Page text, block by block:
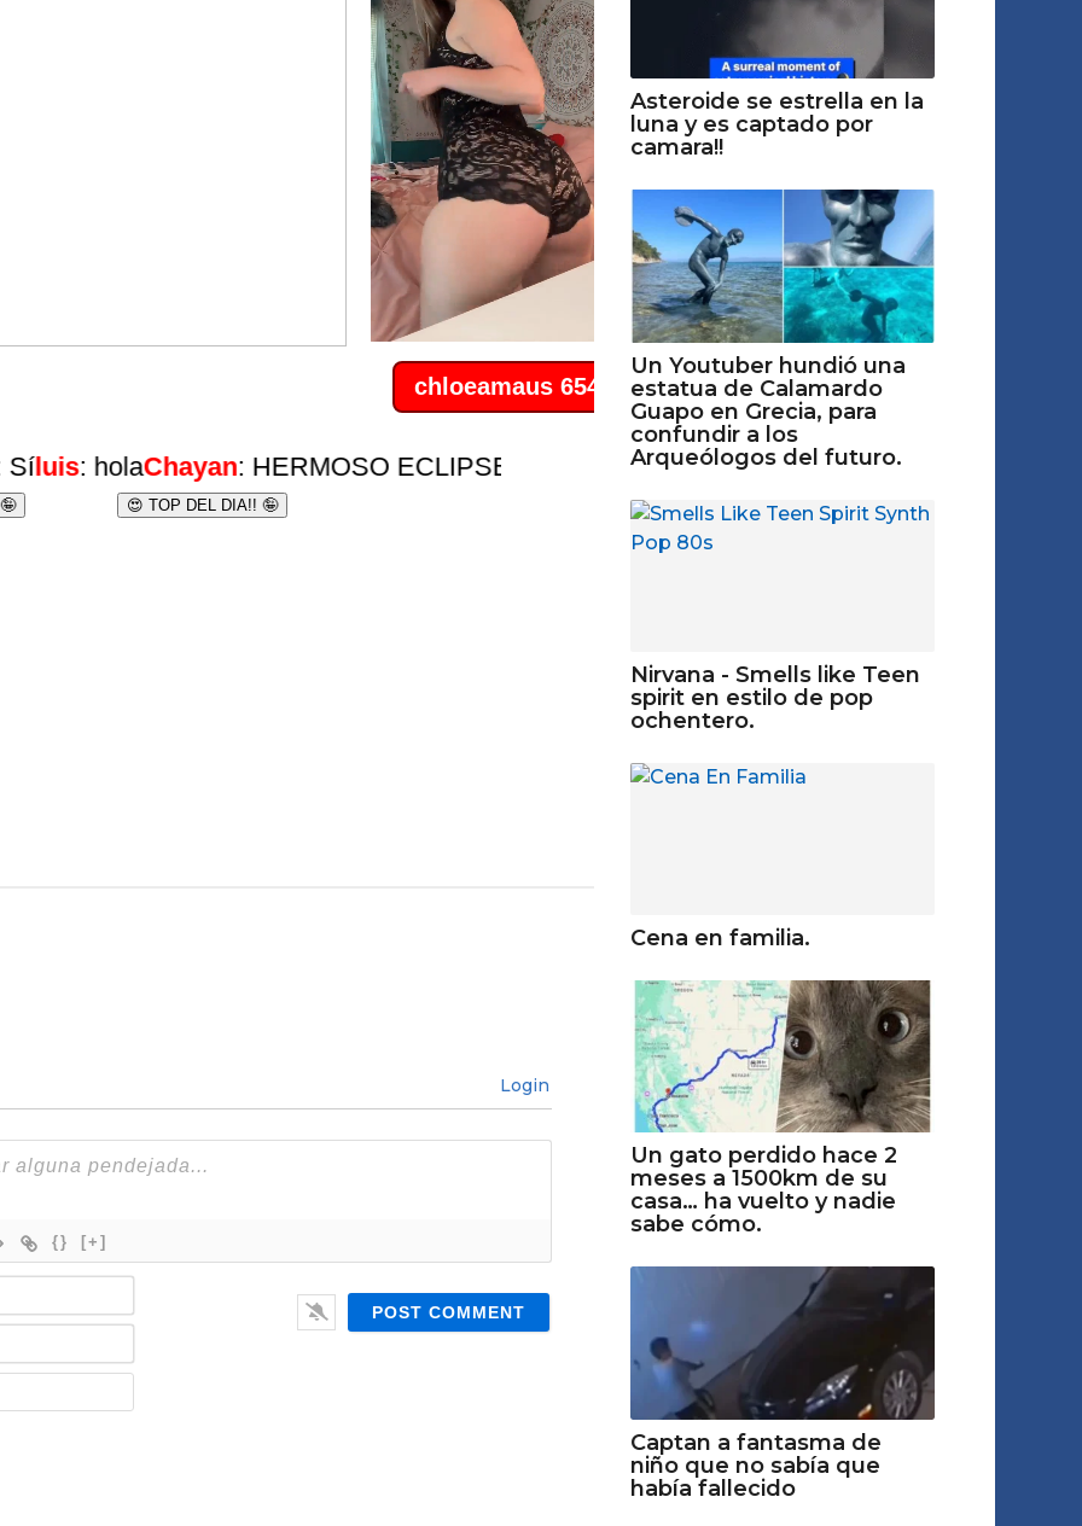
Login
{} [+]
Asteroide se estrella en la
luna y es captado por
camara!!
Un Youtuber hundió una
estatua de Calamardo
Guapo en Grecia, para
confundir a los
Arqueólogos del futuro.
Nirvana - Smells like Teen
spirit en estilo de pop
ochentero.
Cena en familia.
Un gato perdido hace 2
meses a 1500km de su
casa… ha vuelto y nadie
sabe cómo.
Captan a fantasma de
niño que no sabía que
había fallecido